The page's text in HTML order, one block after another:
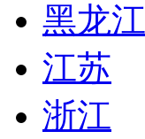
黑龙江
江苏
浙江